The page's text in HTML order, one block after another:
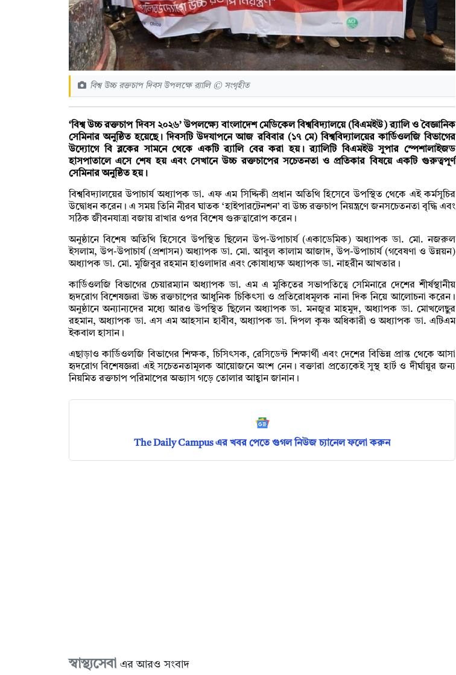
বিশ্ব উচ্চ রক্তচাপ দিবস উপলক্ষে র‍্যালি © সংগৃহীত
‘বিশ্ব উচ্চ রক্তচাপ দিবস ২০২৬’ উপলক্ষ্যে বাংলাদেশ মেডিকেল বিশ্ববিদ্যালয়ে (বিএমইউ) র‍্যালি ও বৈজ্ঞানিক
সেমিনার অনুষ্ঠিত হয়েছে। দিবসটি উদযাপনে আজ রবিবার (১৭ মে) বিশ্ববিদ্যালয়ের কার্ডিওলজি বিভাগের
উদ্যোগে বি ব্লকের সামনে থেকে একটি র‍্যালি বের করা হয়। র‍্যালিটি বিএমইউ সুপার স্পেশালাইজড
হাসপাতালে এসে শেষ হয় এবং সেখানে উচ্চ রক্তচাপের সচেতনতা ও প্রতিকার বিষয়ে একটি গুরুত্বপূর্ণ
সেমিনার অনুষ্ঠিত হয়।
বিশ্ববিদ্যালয়ের উপাচার্য অধ্যাপক ডা. এফ এম সিদ্দিকী প্রধান অতিথি হিসেবে উপস্থিত থেকে এই কর্মসূচির
উদ্বোধন করেন। এ সময় তিনি নীরব ঘাতক ‘হাইপারটেনশন’ বা উচ্চ রক্তচাপ নিয়ন্ত্রণে জনসচেতনতা বৃদ্ধি এবং
সঠিক জীবনযাত্রা বজায় রাখার ওপর বিশেষ গুরুত্বারোপ করেন।
অনুষ্ঠানে বিশেষ অতিথি হিসেবে উপস্থিত ছিলেন উপ-উপাচার্য (একাডেমিক) অধ্যাপক ডা. মো. নজরুল
ইসলাম, উপ-উপাচার্য (প্রশাসন) অধ্যাপক ডা. মো. আবুল কালাম আজাদ, উপ-উপাচার্য (গবেষণা ও উন্নয়ন)
অধ্যাপক ডা. মো. মুজিবুর রহমান হাওলাদার এবং কোষাধ্যক্ষ অধ্যাপক ডা. নাহরীন আখতার।
কার্ডিওলজি বিভাগের চেয়ারম্যান অধ্যাপক ডা. এম এ মুকিতের সভাপতিত্বে সেমিনারে দেশের শীর্ষস্থানীয়
হৃদরোগ বিশেষজ্ঞরা উচ্চ রক্তচাপের আধুনিক চিকিৎসা ও প্রতিরোধমূলক নানা দিক নিয়ে আলোচনা করেন।
অনুষ্ঠানে অন্যান্যদের মধ্যে আরও উপস্থিত ছিলেন অধ্যাপক ডা. মনজুর মাহমুদ, অধ্যাপক ডা. মোখলেছুর
রহমান, অধ্যাপক ডা. এস এম আহসান হাবীব, অধ্যাপক ডা. দিপল কৃষ্ণ অধিকারী ও অধ্যাপক ডা. এটিএম
ইকবাল হাসান।
এছাড়াও কার্ডিওলজি বিভাগের শিক্ষক, চিসিৎসক, রেসিডেন্ট শিক্ষার্থী এবং দেশের বিভিন্ন প্রান্ত থেকে আসা
হৃদরোগ বিশেষজ্ঞরা এই সচেতনতামূলক আয়োজনে অংশ নেন। বক্তারা প্রত্যেকেই সুস্থ হার্ট ও দীর্ঘায়ুর জন্য
নিয়মিত রক্তচাপ পরিমাপের অভ্যাস গড়ে তোলার আহ্বান জানান।
The Daily Campus এর খবর পেতে গুগল নিউজ চ্যানেল ফলো করুন
স্বাস্থ্যসেবা এর আরও সংবাদ